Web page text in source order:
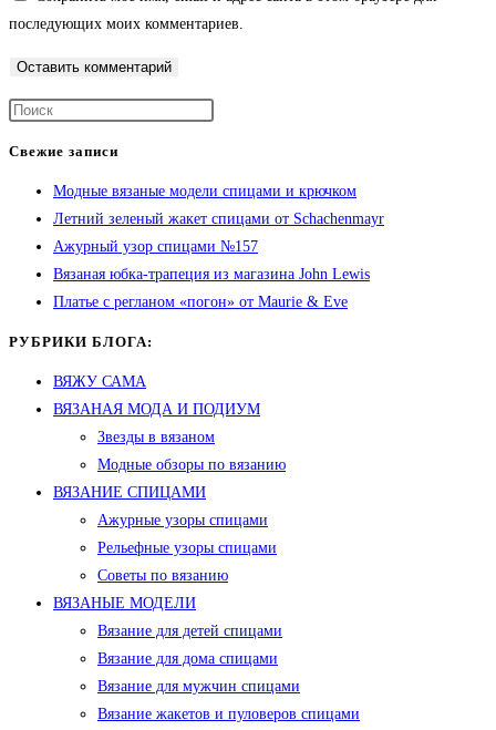
последующих моих комментариев.
Свежие записи
Модные вязаные модели спицами и крючком
Летний зеленый жакет спицами от Schachenmayr
Ажурный узор спицами №157
Вязаная юбка-трапеция из магазина John Lewis
Платье с регланом «погон» от Maurie & Eve
РУБРИКИ БЛОГА:
ВЯЖУ САМА
ВЯЗАНАЯ МОДА И ПОДИУМ
Звезды в вязаном
Модные обзоры по вязанию
ВЯЗАНИЕ СПИЦАМИ
Ажурные узоры спицами
Рельефные узоры спицами
Советы по вязанию
ВЯЗАНЫЕ МОДЕЛИ
Вязание для детей спицами
Вязание для дома спицами
Вязание для мужчин спицами
Вязание жакетов и пуловеров спицами